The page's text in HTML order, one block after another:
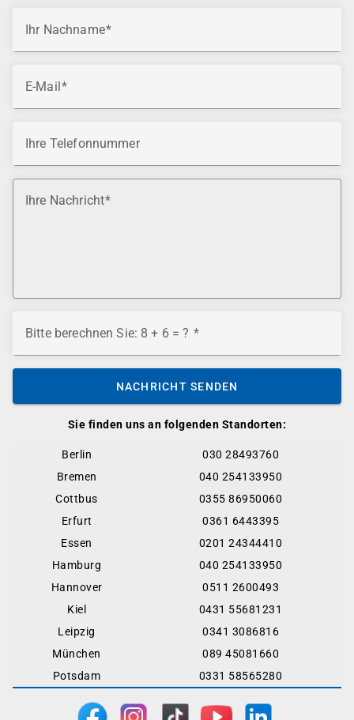
Sie finden uns an folgenden Standorten:
Berlin
030 28493760
Bremen
040 254133950
Cottbus
0355 86950060
Erfurt
0361 6443395
Essen
0201 24344410
Hamburg
040 254133950
Hannover
0511 2600493
Kiel
0431 55681231
Leipzig
0341 3086816
München
089 45081660
Potsdam
0331 58565280
Ihr Nachname
E-Mail
Ihre Telefonnummer
Ihre Nachricht
Bitte berechnen Sie: 8 + 6 = ?
NACHRICHT SENDEN